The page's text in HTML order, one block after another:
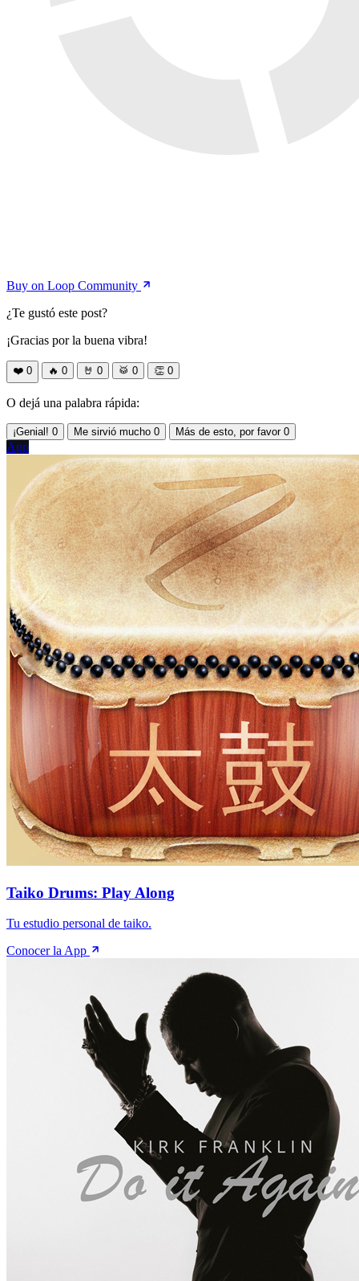
Buy on Loop Community
¿Te gustó este post?
¡Gracias por la buena vibra!
❤️ 0 🔥 0 🤘 0 🥁 0 👏 0
O dejá una palabra rápida:
¡Genial! 0 Me sirvió mucho 0 Más de esto, por favor 0
App
Taiko Drums: Play Along
Tu estudio personal de taiko.
Conocer la App